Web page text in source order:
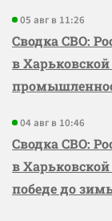
05 авг в 11:26
Сводка СВО:
в
04 авг в 10:46
Сводка СВО:
в Харьковской
победе до